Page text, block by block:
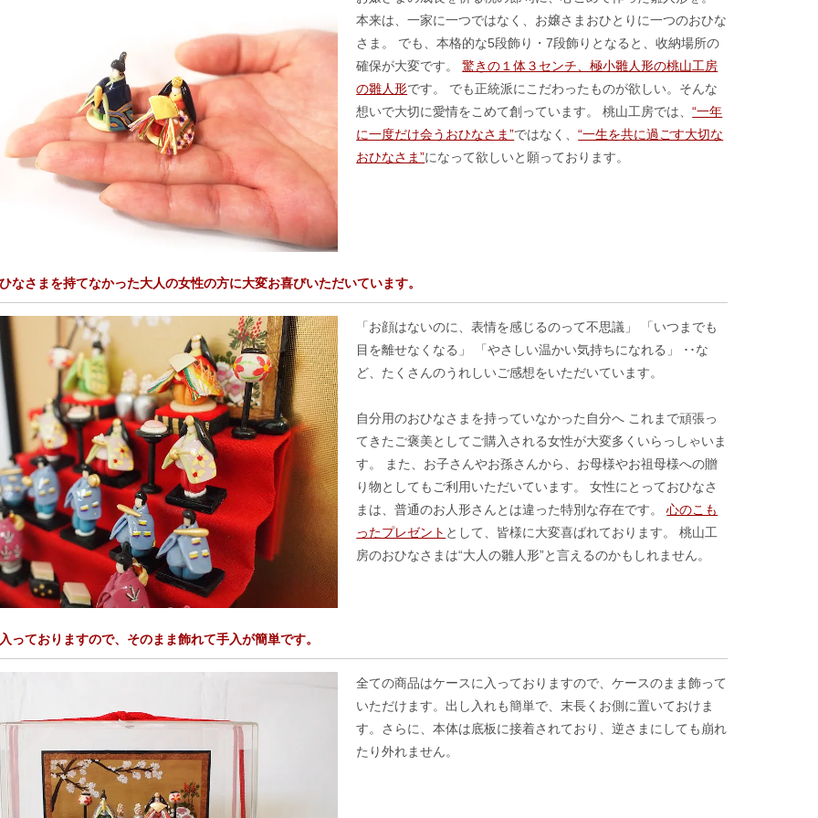
本来は、一家に一つではなく、お嬢さまおひとりに一つのおひな
さま。 でも、本格的な5段飾り・7段飾りとなると、收納場所の
確保が大変です。驚きの１体３センチ、極小雛人形の桃山工房
の雛人形です。 でも正統派にこだわったものが欲しい。そんな
想いで大切に愛情をこめて創っています。 桃山工房では、“一年
に一度だけ会うおひなさま”ではなく、“一生を共に過ごす大切な
おひなさま”になって欲しいと願っております。
なさまを持てなかった大人の女性の方に大変お喜びいただいています。
「お顔はないのに、表情を感じるのって不思議」 「いつまでも
目を離せなくなる」 「やさしい温かい気持ちになれる」 ･･な
ど、たくさんのうれしいご感想をいただいています。
自分用のおひなさまを持っていなかった自分へ これまで頑張っ
てきたご褒美としてご購入される女性が大変多くいらっしゃいま
す。 また、お子さんやお孫さんから、お母様やお祖母様への贈
り物としてもご利用いただいています。 女性にとっておひなさ
まは、普通のお人形さんとは違った特別な存在です。心のこも
ったプレゼント として、皆様に大変喜ばれております。 桃山工
房のおひなさまは“大人の雛人形”と言えるのかもしれません。
っておりますので、そのまま飾れて手入が簡単です。
全ての商品はケースに入っておりますので、ケースのまま飾って
いただけます。出し入れも簡単で、末長くお側に置いておけま
す。さらに、本体は底板に接着されており、逆さまにしても崩れ
たり外れません。